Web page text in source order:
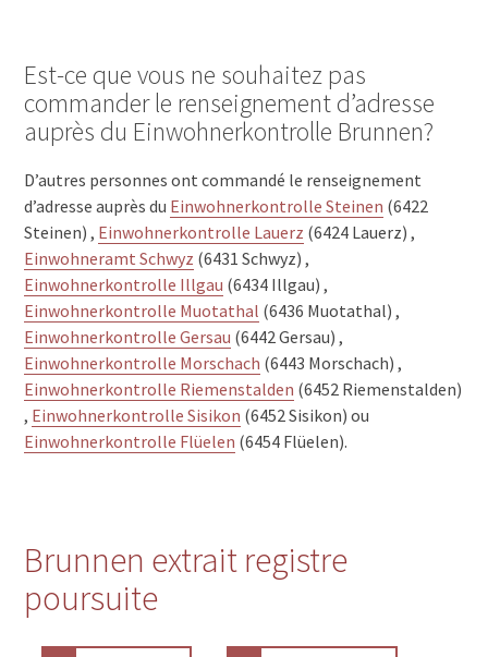
Est-ce que vous ne souhaitez pas
commander le renseignement d’adresse
auprès du Einwohnerkontrolle Brunnen?
D’autres personnes ont commandé le renseignement
d’adresse auprès du Einwohnerkontrolle Steinen (6422
Steinen) , Einwohnerkontrolle Lauerz (6424 Lauerz) ,
Einwohneramt Schwyz (6431 Schwyz) ,
Einwohnerkontrolle Illgau (6434 Illgau) ,
Einwohnerkontrolle Muotathal (6436 Muotathal) ,
Einwohnerkontrolle Gersau (6442 Gersau) ,
Einwohnerkontrolle Morschach (6443 Morschach) ,
Einwohnerkontrolle Riemenstalden (6452 Riemenstalden)
, Einwohnerkontrolle Sisikon (6452 Sisikon) ou
Einwohnerkontrolle Flüelen (6454 Flüelen).
Brunnen extrait registre
poursuite